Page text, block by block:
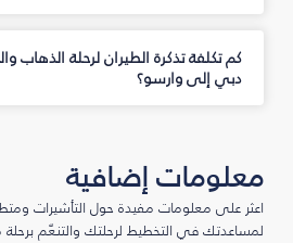
كم تكلفة تذكرة الطيران لرحلة الذهاب
دبي إلى وارسو؟
معلومات إضافية
اعثر على معلومات مفيدة حول التأشيرات
لمساعدتك في التخطيط لرحلتك والتنعّم